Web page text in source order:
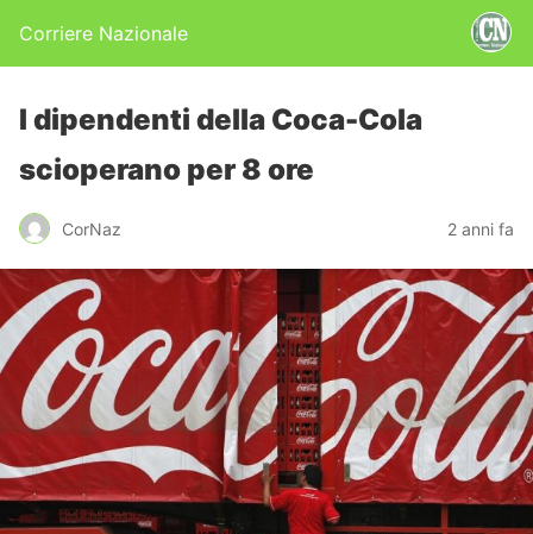
Corriere Nazionale
I dipendenti della Coca-Cola
scioperano per 8 ore
CorNaz 2 anni fa